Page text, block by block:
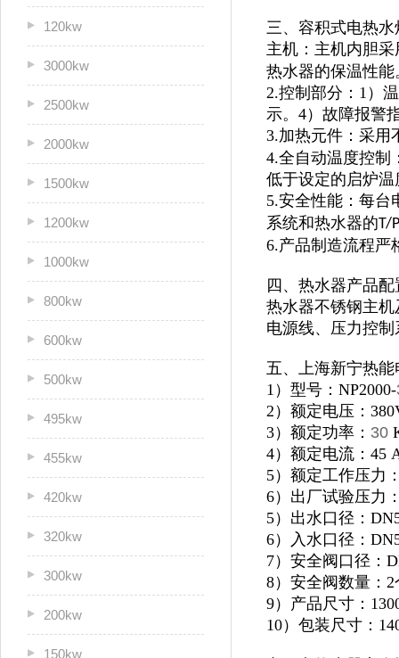
120kw
3000kw
2500kw
2000kw
1500kw
1200kw
1000kw
800kw
600kw
500kw
495kw
455kw
420kw
320kw
300kw
200kw
150kw
三、容积式电热
主机：主机内胆
热水器的保温性能
2.控制部分：1）
示。4）故障报警
3.加热元件：采用
4.全自动温度控制
低于设定的启炉
5.安全性能：每台
系统和热水器的T/P
6.产品制造流程严
四、热水器产品配
热水器不锈钢主
电源线、压力控
五、上海新宁热
1）型号：NP2000-
2）额定电压：
3）额定功率： 30
4）额定电流：45
5）额定工作压力
6）出厂试验压力
5）出水口径：
6）入水口径：
7）安全阀口径：
8）安全阀数量：2
9）产品尺寸：
10）包装尺寸：